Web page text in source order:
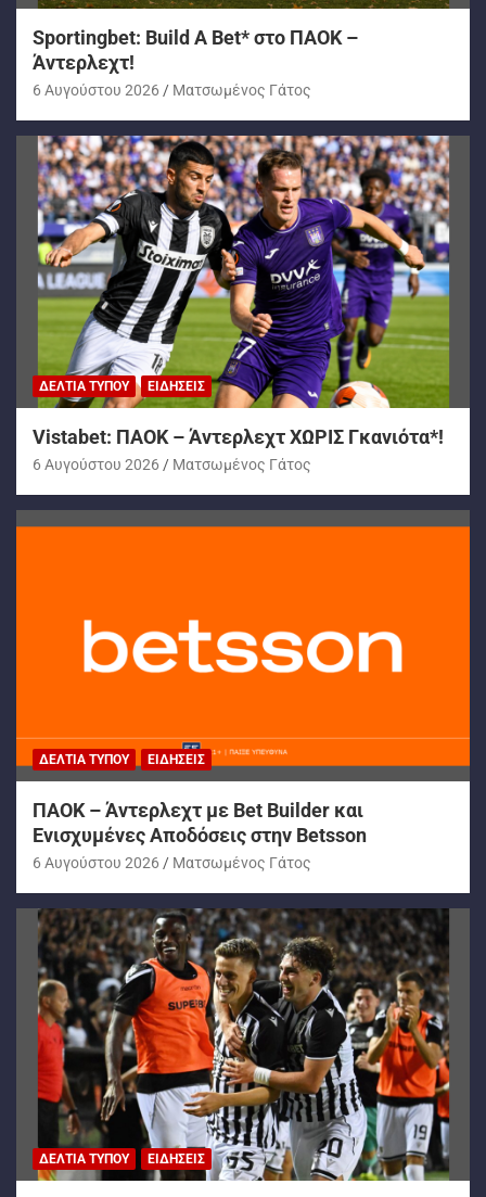
Sportingbet: Build A Bet* στο ΠΑΟΚ –
Άντερλεχτ!
6 Αυγούστου 2026 Ματσωμένος Γάτος
ΔΕΛΤΊΑ ΤΎΠΟΥ ΕΙΔΉΣΕΙΣ
Vistabet: ΠΑΟΚ – Άντερλεχτ ΧΩΡΙΣ Γκανιότα*!
6 Αυγούστου 2026 Ματσωμένος Γάτος
ΔΕΛΤΊΑ ΤΎΠΟΥ ΕΙΔΉΣΕΙΣ
ΠΑΟΚ – Άντερλεχτ με Bet Builder και
Ενισχυμένες Αποδόσεις στην Betsson
6 Αυγούστου 2026 Ματσωμένος Γάτος
ΔΕΛΤΊΑ ΤΎΠΟΥ ΕΙΔΉΣΕΙΣ